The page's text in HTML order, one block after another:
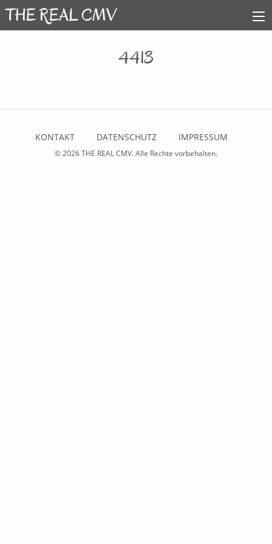
4413
KONTAKT DATENSCHUTZ IMPRESSUM
© 2026THE REAL CMV. Alle Rechte vorbehalten.